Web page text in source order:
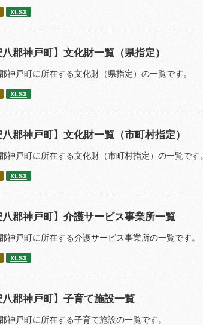
XLSX
八郡神戸町】文化財一覧（県指定）
神戸町に所在する文化財（県指定）の一覧です。
XLSX
八郡神戸町】文化財一覧（市町村指定）
神戸町に所在する文化財（市町村指定）の一覧です。
XLSX
八郡神戸町】介護サービス事業所一覧
神戸町に所在する介護サービス事業所の一覧です。
XLSX
八郡神戸町】子育て施設一覧
神戸町に所在する子育て施設の一覧です。